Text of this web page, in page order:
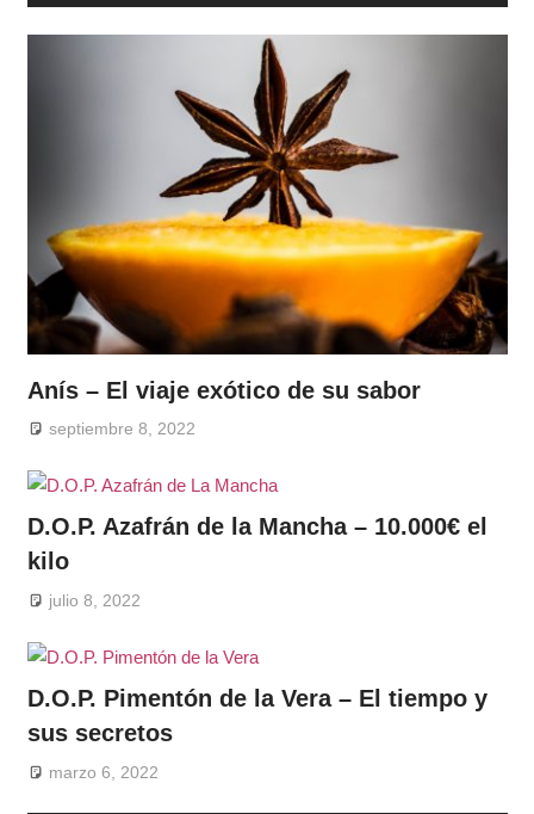
Anís – El viaje exótico de su sabor
septiembre 8, 2022
D.O.P. Azafrán de la Mancha – 10.000€ el
kilo
julio 8, 2022
D.O.P. Pimentón de la Vera – El tiempo y
sus secretos
marzo 6, 2022